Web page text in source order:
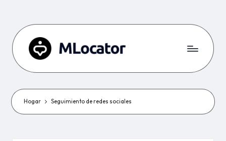
Hogar Seguimiento de redes sociales